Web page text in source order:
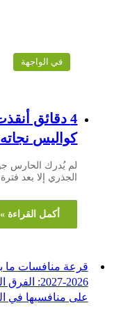
في الواجهة
4 دقائق أنقذت
كواليس نجاته من
لم يُدرك الحارس جوناثان
الجذري إلا بعد فترة طويلة،…
أكمل القراءة »
منافسات ما بين الأندية
2026-2027: الفرق
منافسيها في الدورين